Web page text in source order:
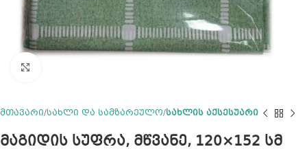
მთავარი სახლი და სამზარეულო სახლის აქსესუარი
მაგიდის სუფრა, მწვანე, 120×152 სმ